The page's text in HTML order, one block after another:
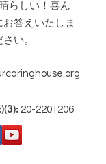
らしい！喜ん
答えいたしま
い。
20-2201206